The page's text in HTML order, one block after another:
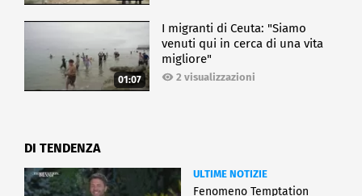
01:07
I migranti di Ceuta: "Siamo
venuti qui in cerca di una vita
migliore"
2 visualizzazioni
DI TENDENZA
ULTIME NOTIZIE
Fenomeno Temptation